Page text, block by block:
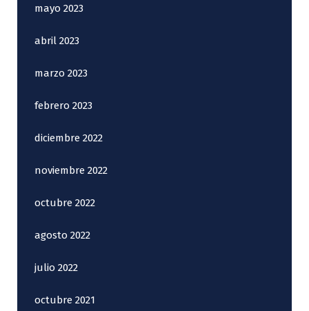
mayo 2023
abril 2023
marzo 2023
febrero 2023
diciembre 2022
noviembre 2022
octubre 2022
agosto 2022
julio 2022
octubre 2021